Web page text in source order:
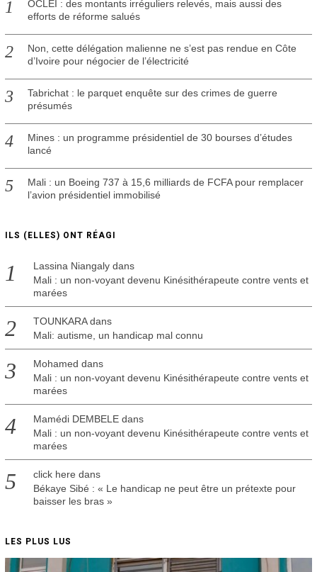
1
OCLEI : des montants irréguliers relevés, mais aussi des
efforts de réforme salués
Non, cette délégation malienne ne s’est pas rendue en Côte
d’Ivoire pour négocier de l’électricité
Tabrichat : le parquet enquête sur des crimes de guerre
présumés
Mines : un programme présidentiel de 30 bourses d’études
lancé
Mali : un Boeing 737 à 15,6 milliards de FCFA pour remplacer
l’avion présidentiel immobilisé
ILS (ELLES) ONT RÉAGI
Lassina Niangalydans
Mali : un non-voyant devenu Kinésithérapeute contre vents et
marées
TOUNKARAdans
Mali: autisme, un handicap mal connu
Mohamed dans
Mali : un non-voyant devenu Kinésithérapeute contre vents et
marées
Mamédi DEMBELEdans
Mali : un non-voyant devenu Kinésithérapeute contre vents et
marées
click here dans
Békaye Sibé : « Le handicap ne peut être un prétexte pour
baisser les bras »
LES PLUS LUS